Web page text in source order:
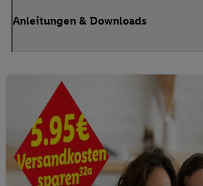
Anleitungen & Downloads